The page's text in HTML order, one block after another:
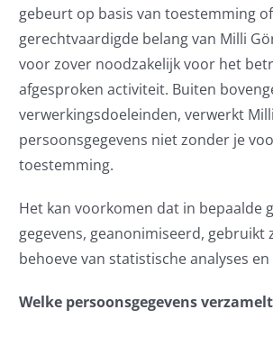
gebeurt op basis van toestemming
gerechtvaardigde belang van Milli
voor zover noodzakelijk voor het
afgesproken activiteit. Buiten
verwerkingsdoeleinden, verwerkt
persoonsgegevens niet zonder je
toestemming.
Het kan voorkomen dat in bepaalde
gegevens, geanonimiseerd, gebruikt
behoeve van statistische analyses
Welke persoonsgegevens